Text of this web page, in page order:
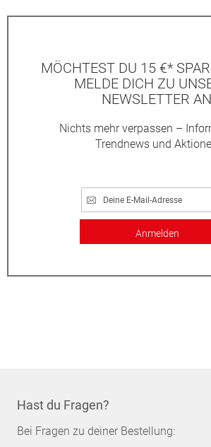
MÖCHTEST DU 15 €*
MELDE DICH ZU
NEWSLETTER
Nichts mehr verpassen –
Trendnews und
Anmelden
Hast du Fragen?
Bei Fragen zu deiner Bestellung: